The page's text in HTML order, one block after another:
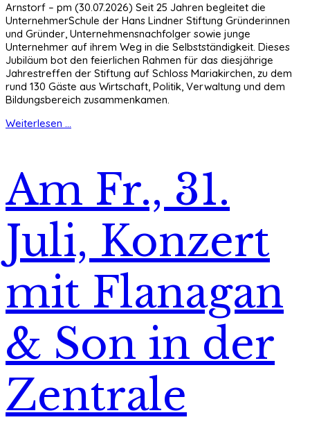
Arnstorf – pm (30.07.2026) Seit 25 Jahren begleitet die
UnternehmerSchule der Hans Lindner Stiftung Gründerinnen
und Gründer, Unternehmensnachfolger sowie junge
Unternehmer auf ihrem Weg in die Selbstständigkeit. Dieses
Jubiläum bot den feierlichen Rahmen für das diesjährige
Jahrestreffen der Stiftung auf Schloss Mariakirchen, zu dem
rund 130 Gäste aus Wirtschaft, Politik, Verwaltung und dem
Bildungsbereich zusammenkamen.
Weiterlesen ...
Am Fr., 31.
Juli, Konzert
mit Flanagan
& Son in der
Zentrale